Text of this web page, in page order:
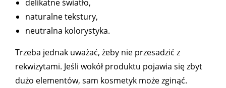
delikatne światło,
naturalne tekstury,
neutralna kolorystyka.
Trzeba jednak uważać, żeby nie przesadzić z
rekwizytami. Jeśli wokół produktu pojawia się zbyt
dużo elementów, sam kosmetyk może zginąć.